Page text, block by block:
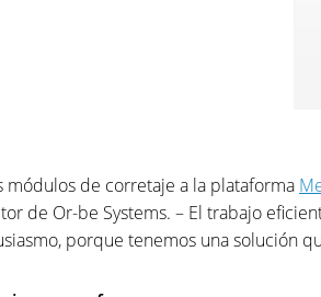
módulos de corretaje a la plataforma
de Or-be Systems. – El trabajo
porque tenemos una solución